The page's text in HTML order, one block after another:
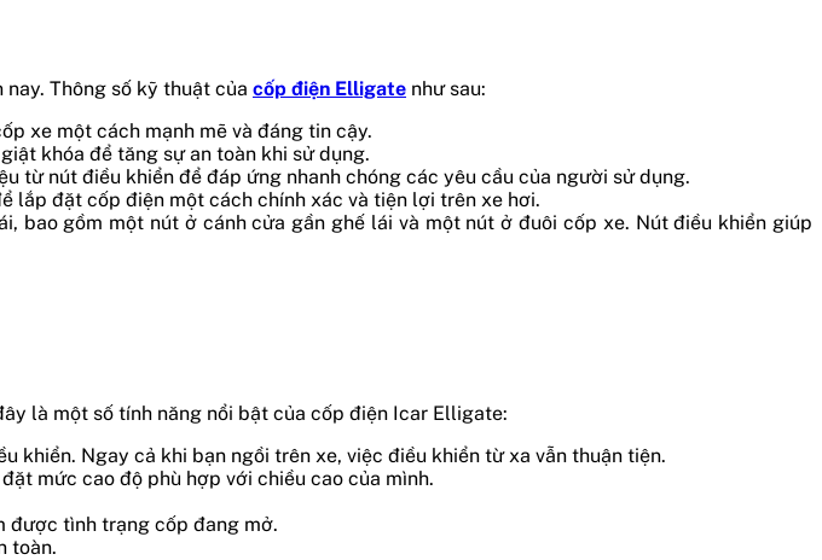
Thông số kỹ thuật của cốp điện Elligate như sau:
xe một cách mạnh mẽ và đáng tin cậy.
khóa để tăng sự an toàn khi sử dụng.
từ nút điều khiển để đáp ứng nhanh chóng các yêu cầu của người sử dụng.
lắp đặt cốp điện một cách chính xác và tiện lợi trên xe hơi.
gồm một nút ở cánh cửa gần ghế lái và một nút ở đuôi cốp xe. Nút điều khiển giúp
là một số tính năng nổi bật của cốp điện Icar Elligate:
khiển. Ngay cả khi bạn ngồi trên xe, việc điều khiển từ xa vẫn thuận tiện.
mức cao độ phù hợp với chiều cao của mình.
được tình trạng cốp đang mở.
toàn.